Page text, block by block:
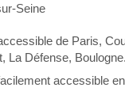
Seine
de Paris,
La Défense,
accessible